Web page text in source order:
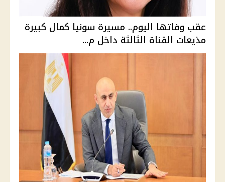
عقب وفاتها اليوم.. مسيرة سونيا كمال كبيرة
مذيعات القناة الثالثة داخل م...